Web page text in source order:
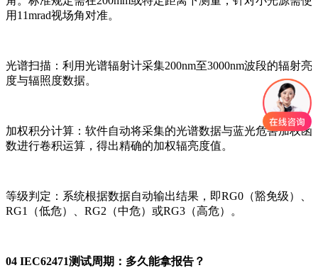
用11mrad视场角对准。
光谱扫描：利用光谱辐射计采集200nm至3000nm波段的辐射亮
度与辐照度数据。
加权积分计算：软件自动将采集的光谱数据与蓝光危害加权函
数进行卷积运算，得出精确的加权辐亮度值。
等级判定：系统根据数据自动输出结果，即RG0（豁免级）、
RG1（低危）、RG2（中危）或RG3（高危）。
04 IEC62471测试周期：多久能拿报告？